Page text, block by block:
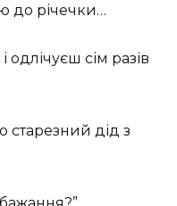
до річечки…
сім разів
старезний дід з